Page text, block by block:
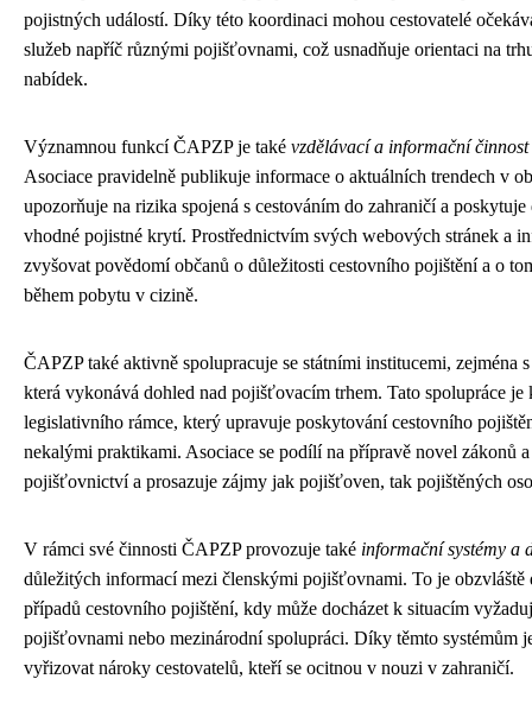
pojistných událostí. Díky této koordinaci mohou cestovatelé
služeb napříč různými pojišťovnami, což usnadňuje orientaci na
nabídek.
Významnou funkcí ČAPZP je také vzdělávací a informační činnost
Asociace pravidelně publikuje informace o aktuálních trendech v
upozorňuje na rizika spojená s cestováním do zahraničí a
vhodné pojistné krytí. Prostřednictvím svých webových stránek a
zvyšovat povědomí občanů o důležitosti cestovního pojištění a o
během pobytu v cizině.
ČAPZP také aktivně spolupracuje se státními institucemi, zejména
která vykonává dohled nad pojišťovacím trhem. Tato spolupráce
legislativního rámce, který upravuje poskytování cestovního
nekalými praktikami. Asociace se podílí na přípravě novel zákonů
pojišťovnictví a prosazuje zájmy jak pojišťoven, tak pojištěných
V rámci své činnosti ČAPZP provozuje také informační systémy a
důležitých informací mezi členskými pojišťovnami. To je obzvláště
případů cestovního pojištění, kdy může docházet k situacím
pojišťovnami nebo mezinárodní spolupráci. Díky těmto systémům
vyřizovat nároky cestovatelů, kteří se ocitnou v nouzi v zahraničí.